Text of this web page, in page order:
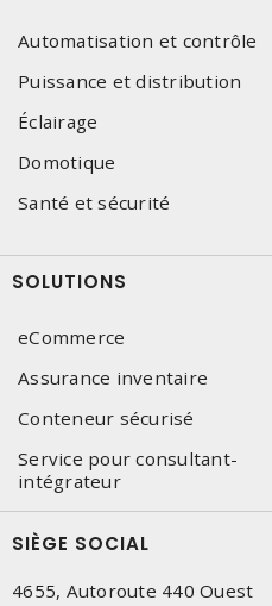
Automatisation et contrôle
Puissance et distribution
Éclairage
Domotique
Santé et sécurité
SOLUTIONS
eCommerce
Assurance inventaire
Conteneur sécurisé
Service pour consultant-
intégrateur
SIÈGE SOCIAL
4655, Autoroute 440 Ouest